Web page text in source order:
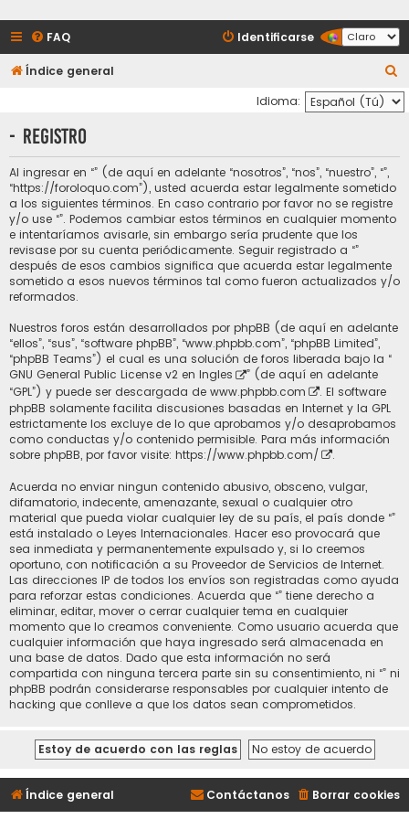
FAQ Identificarse
Índice general
u
s
Idioma:
- Registro
Al ingresar en “” (de aquí en adelante “nosotros”, “nos”, “nuestro”, “”,
“https://foroloquo.com”), usted acuerda estar legalmente sometido
a los siguientes términos. En caso contrario por favor no se registre
y/o use “”. Podemos cambiar estos términos en cualquier momento
e intentaríamos avisarle, sin embargo sería prudente que los
revisase por su cuenta periódicamente. Seguir registrado a “”
después de esos cambios significa que acuerda estar legalmente
sometido a esos nuevos términos tal como fueron actualizados y/o
reformados.
Nuestros foros están desarrollados por phpBB (de aquí en adelante
“ellos”, “sus”, “software phpBB”, “www.phpbb.com”, “phpBB Limited”,
“phpBB Teams”) el cual es una solución de foros liberada bajo la “
GNU General Public License v2 en Ingles
” (de aquí en adelante
“GPL”) y puede ser descargada de www.phpbb.com
. El software
phpBB solamente facilita discusiones basadas en Internet y la GPL
estrictamente los excluye de lo que aprobamos y/o desaprobamos
como conductas y/o contenido permisible. Para más información
sobre phpBB, por favor visite: https://www.phpbb.com/ .
Acuerda no enviar ningun contenido abusivo, obsceno, vulgar,
difamatorio, indecente, amenazante, sexual o cualquier otro
material que pueda violar cualquier ley de su país, el país donde “”
está instalado o Leyes Internacionales. Hacer eso provocará que
sea inmediata y permanentemente expulsado y, si lo creemos
oportuno, con notificación a su Proveedor de Servicios de Internet.
Las direcciones IP de todos los envíos son registradas como ayuda
para reforzar estas condiciones. Acuerda que “” tiene derecho a
eliminar, editar, mover o cerrar cualquier tema en cualquier
momento que lo creamos conveniente. Como usuario acuerda que
cualquier información que haya ingresado será almacenada en
una base de datos. Dado que esta información no será
compartida con ninguna tercera parte sin su consentimiento, ni “” ni
phpBB podrán considerarse responsables por cualquier intento de
hacking que conlleve a que los datos sean comprometidos.
Índice general Borrar cookies
Contáctanos